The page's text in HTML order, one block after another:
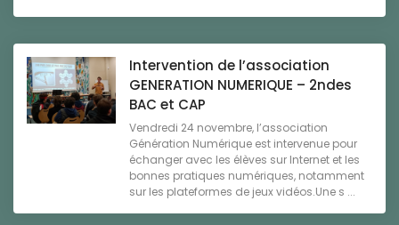
Intervention de l’association
GENERATION NUMERIQUE – 2ndes
BAC et CAP
Vendredi 24 novembre, l’association
Génération Numérique est intervenue pour
échanger avec les élèves sur Internet et les
bonnes pratiques numériques, notamment
sur les plateformes de jeux vidéos.Une s ...